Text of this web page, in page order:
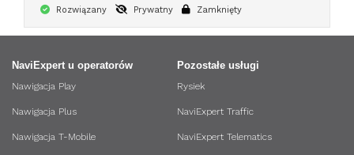
Rozwiązany
Prywatny Zamknięty
NaviExpert u operatorów
Nawigacja Play
Nawigacja Plus
Nawigacja T-Mobile
Pozostałe usługi
Rysiek
NaviExpert Traffic
NaviExpert Telematics